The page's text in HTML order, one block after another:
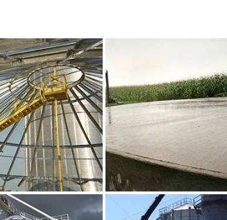
POUR AGRANDIR CLIQUEZ POUR